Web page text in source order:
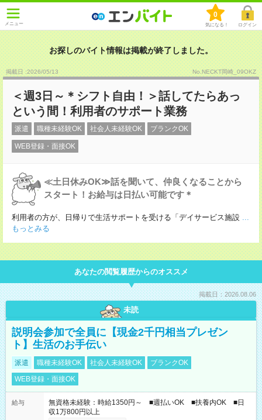
メニュー
0
気になる！ ログイン
お探しのバイト情報は掲載が終了しました。
掲載日 :2026/05/13 No.NECKT岡崎_09OKZ
＜週3日～＊シフト自由！＞話してたらあっ
という間！利用者のサポート業務
派遣 職種未経験OK 社会人未経験OK ブランクOK
WEB登録・面接OK
≪土日休みOK≫話を聞いて、仲良くなることから
スタート！お給与は日払い可能です＊
利用者の方が、日帰りで生活サポートを受ける「デイサービス施設 ...
もっとみる
あなたの閲覧履歴からのオススメ
掲載日：2026.08.06
未読
説明会参加で全員に【現金2千円相当プレゼン
ト】生活のお手伝い
派遣 職種未経験OK 社会人未経験OK
ブランクOK
WEB登録・面接OK
給与
無資格未経験：時給1350円～ ■週払いOK ■扶養内OK ■日
収1万800円以上